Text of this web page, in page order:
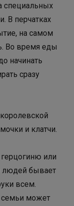
специальных
В перчатках
на самом
Во время еды
начинать
сразу
и клатчи.
или
людей бывает
всем.
семьи может